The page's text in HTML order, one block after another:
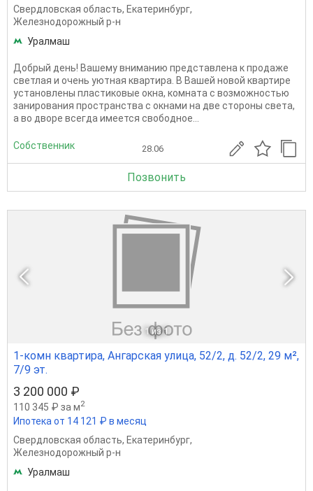
Свердловская область, Екатеринбург,
Железнодорожный р-н
Уралмаш
Добрый день! Вашему вниманию представлена к продаже
светлая и очень уютная квартира. В Вашей новой квартире
установлены пластиковые окна, комната с возможностью
занирования пространства с окнами на две стороны света,
а во дворе всегда имеется свободное...
Собственник 28.06
Позвонить
1 из 1
1-комн квартира, Ангарская улица, 52/2, д. 52/2, 29 м²,
7/9 эт.
3 200 000 ₽
110 345 ₽ за м2
Ипотека от 14 121 ₽ в месяц
Свердловская область, Екатеринбург,
Железнодорожный р-н
Уралмаш